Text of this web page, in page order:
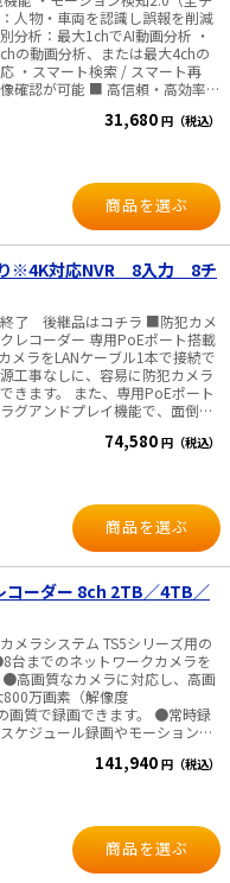
入力：32台 同時再生：16ch デ
(30 fps) / 2ch@24MP
(20 fps) / 8ch@8MP (25
(30 fps) / 32ch@1080p (30
遠隔監視 USBバックアップ 映像
（ACコード付属）・消費電力
イへの接続を推奨しておりま
ビ機種は、当録画機の信号を受
に表示されない場合があるため。
HDD (本体内蔵)、 ＊）F0860に
は付属しておりません。別途
機専用HDDをご用意して頂く必要
、マウス、かんたんガイド
人物・車両を認識し誤報を削減
分析：最大1chでAI動画分析 ・
の動画分析、または最大4chの
・スマート検索 / スマート再
■ 高信頼・高効率な
暗号化技術採用で、安全な映像
（最大16TB）対応 ・最大4ch同期
1本で電源供給 ・10/100Mbpsイ
・HiLookアプリで簡単遠隔管理
力：最大4台(最大12MP) 同時再
ード能力： 最大4-
顔画像検索 映像圧縮方式：
H.264+ / H.264 受信/送信帯域
/ 80Mbps バックアップ：USB
電源・消費電力：DC48V（AC
10W以下（PoE除く） 寸法・重
・1.2kg以下 【映像出
ります。 ※一部のテレビ機種は、
ロード ・遠隔監視の設
ード ※スマートフォン用は、
遠隔監視の設定編）をご覧くだ
扱い説明書 → ダウンロード
閲監視用ソフト■ 遠隔監視ソ
ード
31,680 円（税込）
商品を選ぶ
り※4K対応NVR 8入力 8チ
後継品はコチラ ■防犯カメ
レコーダー 専用PoEポート搭載
メラをLANケーブル1本で接続で
工事なしに、容易に防犯カメラ
きます。 また、専用PoEポート
グアンドプレイ機能で、面倒な
ットワーク上のIPカメラとの組み
独立出力が可能。HDMI出力は、
）@30Hzまで対応 ■仕様
力：8台 同時再生：8ch デコード
(30 fps) / 2-ch@8MP (30 fps)
fps) /8-ch@1080p (30 fps) ネッ
USBバックアップ 映像圧縮：
H.265/H.264+/H.264 UTC機
～240V（ACコード付属）・消
（ HDD・PoEの消費電力除く）
(mm)・重量 ３Kg 以
て】 PCモ
レイへの接続を推奨しておりま
ビ機種は、当録画機の信号を受
HDD(本体内蔵)、AC電源アダプ
74,580 円（税込）
商品を選ぶ
コーダー 8ch 2TB／4TB／
メラシステム TS5シリーズ用の
台までのネットワークカメラを
高画質なカメラに対応し、高画
万画素（解像度
画質で録画できます。 ●常時録
ケジュール録画やモーション検
できます。 ●録画データを簡単に
画データのバックアップやパソコ
蔵ハードディスクの録画データ
たハードディスクやメモリーにバ
141,940 円（税込）
商品を選ぶ